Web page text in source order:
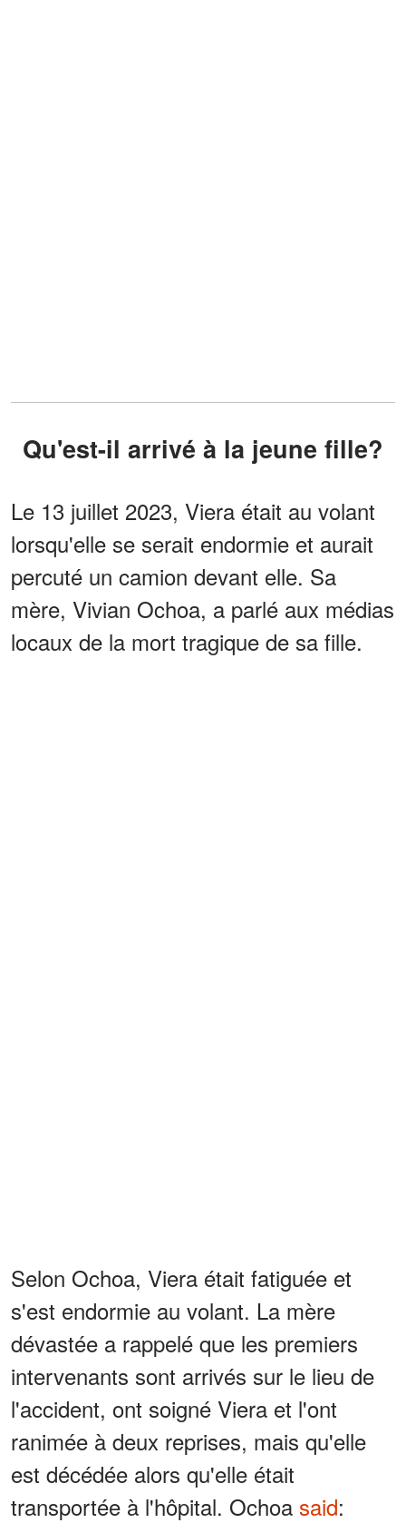
Qu'est-il arrivé à la jeune fille?
Le 13 juillet 2023, Viera était au volant
lorsqu'elle se serait endormie et aurait
percuté un camion devant elle. Sa
mère, Vivian Ochoa, a parlé aux médias
locaux de la mort tragique de sa fille.
Selon Ochoa, Viera était fatiguée et
s'est endormie au volant. La mère
dévastée a rappelé que les premiers
intervenants sont arrivés sur le lieu de
l'accident, ont soigné Viera et l'ont
ranimée à deux reprises, mais qu'elle
est décédée alors qu'elle était
transportée à l'hôpital. Ochoa said: